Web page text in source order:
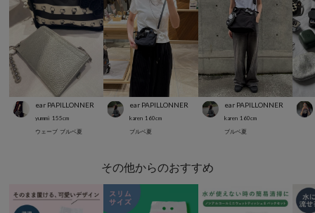
ear PAPILLONNER
yummi 155cm
ウェーブ ブルベ夏
ear PAPILLONNER
karen 160cm
ブルベ夏
ear PAPILLONNER
karen 160cm
ブルベ夏
その他からのおすすめ